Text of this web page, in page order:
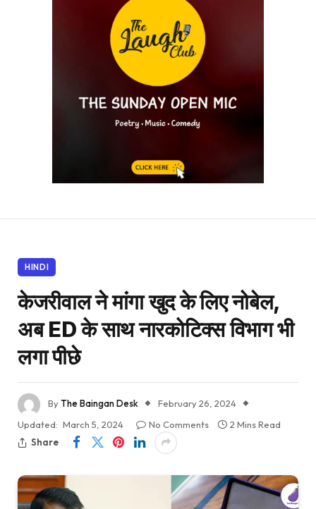
HINDI
केजरीवाल ने मांगा खुद के लिए नोबेल,
अब ED के साथ नारकोटिक्स विभाग भी
लगा पीछे
ByThe Baingan Desk
February 26, 2024
Updated: March 5, 2024 No Comments
2 Mins Read
Share